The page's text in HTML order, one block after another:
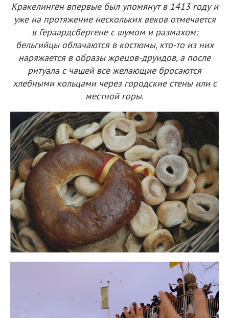
Кракелинген впервые был упомянут в 1413 году и
уже на протяжение нескольких веков отмечается
в Гераардсбергене с шумом и размахом:
бельгийцы облачаются в костюмы, кто-то из них
наряжается в образы жрецов-друидов, а после
ритуала с чашей все желающие бросаются
хлебными кольцами через городские стены или с
местной горы.